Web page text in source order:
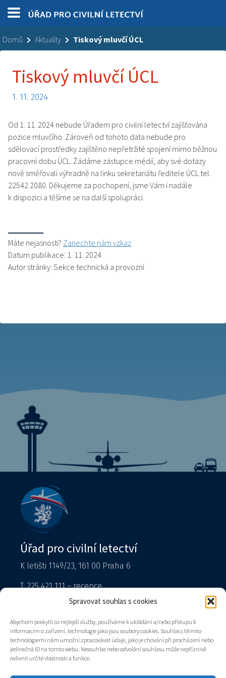
Spravovat souhlas s cookies
Abychom poskytli co nejlepší služby, používáme k ukládání a/nebo přístupu k
informacím o zařízení, technologie jako jsou soubory cookies. Souhlas s těmito
technologiemi nám umožní zpracovávat údaje, jako je chování při procházení nebo
jedinečná ID na tomto webu. Nesouhlas nebo odvolání souhlasu může nepříznivě
ovlivnit určité vlastnosti a funkce.
Domů Aktuality Tiskový mluvčí ÚCL
Tiskový mluvčí ÚCL
1. 11. 2024
Od 1. 11. 2024 nebude Úřadem pro civilní letectví zajišťována
pozice mluvčího. Zároveň od tohoto data nebude pro
sdělovací prostředky zajištěno nepřetržité spojení mimo běžnou
pracovní dobu ÚCL. Žádáme zástupce médií, aby své dotazy
nově směřovali výhradně na linku sekretariátu ředitele ÚCL tel.
22542 2080. Děkujeme za pochopení, jsme Vám i nadále
k dispozici a těšíme se na další spolupráci.
Máte nejasnosti? Zanechte nám vzkaz
Datum publikace: 1. 11. 2024
Autor stránky: Sekce technická a provozní
Úřad pro civilní letectví
K letišti 1149/23, 161 00 Praha 6
T: 225 421 111 – recepce
podatelna@caa.gov.cz
Datová schránka: v8gaaz5
Úřad